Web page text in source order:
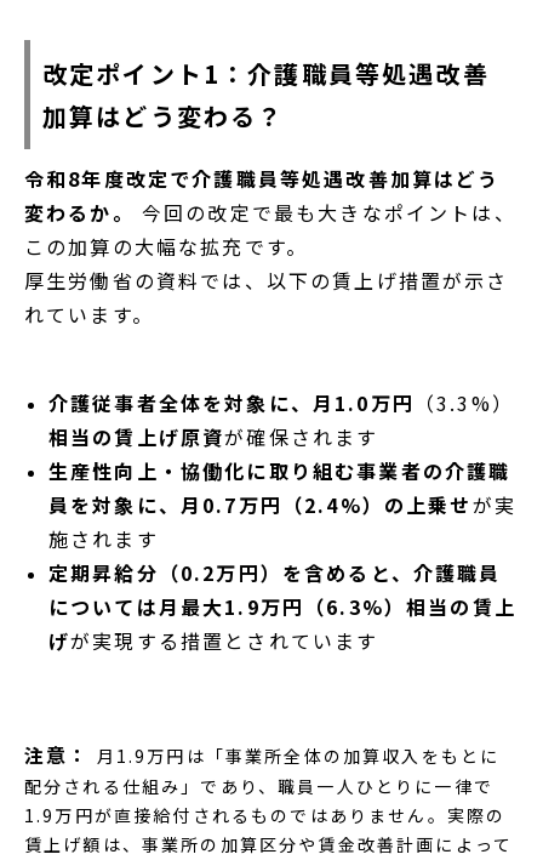
改定ポイント1：介護職員等処遇改善
加算はどう変わる？
令和8年度改定で介護職員等処遇改善加算はどう
変わるか。
今回の改定で最も大きなポイントは、
この加算の大幅な拡充です。
厚生労働省の資料では、以下の賃上げ措置が示さ
れています。
介護従事者全体を対象に、月1.0万円 （3.3%）
相当の賃上げ原資が確保されます
生産性向上・協働化に取り組む事業者の介護職
員を対象に、月0.7万円（2.4%）の上乗せが実
施されます
定期昇給分（0.2万円）を含めると、介護職員
については月最大1.9万円（6.3%）相当の賃上
げが実現する措置とされています
注意：
月1.9万円は「事業所全体の加算収入をもとに
配分される仕組み」であり、職員一人ひとりに一律で
1.9万円が直接給付されるものではありません。実際の
賃上げ額は、事業所の加算区分や賃金改善計画によって